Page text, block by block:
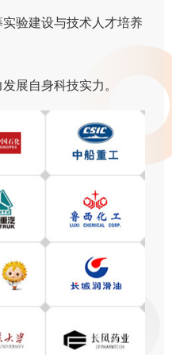
验建设与技术人才培养
展自身科技实力。